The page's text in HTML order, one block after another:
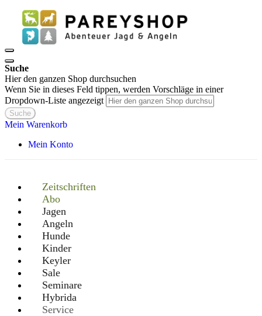
Suche
Hier den ganzen Shop durchsuchen
Wenn Sie in dieses Feld tippen, werden Vorschläge in einer
Dropdown-Liste angezeigt
Suche
Mein Warenkorb
Mein Konto
Zeitschriften
Abo
Jagen
Angeln
Hunde
Kinder
Keyler
Sale
Seminare
Hybrida
Service